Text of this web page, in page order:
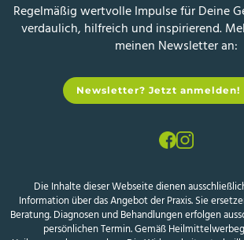
Regelmäßig wertvolle Impulse für Deine
verdaulich, hilfreich und inspirierend.
meinen Newsletter an:
Newsletter? Jetzt anmelden!
Die Inhalte dieser Webseite dienen
Information über das Angebot der Praxis. Sie
Beratung. Diagnosen und Behandlungen erfolgen
persönlichen Termin. Gemäß